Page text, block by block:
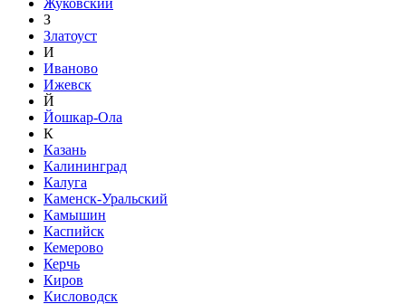
Жуковский
З
Златоуст
И
Иваново
Ижевск
Й
Йошкар-Ола
К
Казань
Калининград
Калуга
Каменск-Уральский
Камышин
Каспийск
Кемерово
Керчь
Киров
Кисловодск